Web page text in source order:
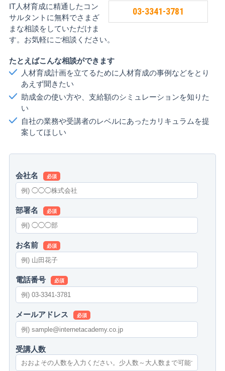
03-3341-3781
IT人材育成に精通したコン
サルタントに無料でさまざ
まな相談をしていただけま
す。お気軽にご相談ください。
たとえばこんな相談ができます
人材育成計画を立てるために人材育成の事例などをとり
あえず聞きたい
助成金の使い方や、支給額のシミュレーションを知りた
い
自社の業務や受講者のレベルにあったカリキュラムを提
案してほしい
会社名 必須
部署名 必須
お名前 必須
電話番号 必須
メールアドレス 必須
受講人数